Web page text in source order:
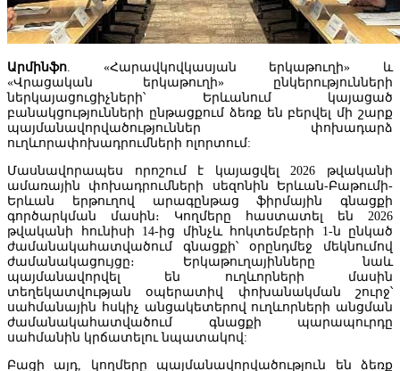
Հայաստանից արտահանման ոլորտում առաջատար դիրք է
զբաղեցնում հանքային հումքը, իսկ ներմուծման ոլորտում՝
մեքենաներն ու մեխանիզմները
Արմինֆո . «Հարավկովկասյան երկաթուղի» և
«Վրացական երկաթուղի» ընկերությունների
ներկայացուցիչների՝ Երևանում կայացած
բանակցությունների ընթացքում ձեռք են բերվել մի շարք
պայմանավորվածություններ փոխադարձ
ուղևորափոխադրումների ոլորտում:
Մասնավորապես որոշում է կայացվել 2026 թվականի
ամառային փոխադրումների սեզոնին Երևան-Բաթումի-
Երևան երթուղով արագընթաց ֆիրմային գնացքի
գործարկման մասին։ Կողմերը հաստատել են 2026
թվականի հունիսի 14-ից մինչև հոկտեմբերի 1-ն ընկած
ժամանակահատվածում գնացքի՝ օրընդմեջ մեկնումով
ժամանակացույցը։ Երկաթուղայինները նաև
պայմանավորվել են ուղևորների մասին
տեղեկատվության օպերատիվ փոխանակման շուրջ՝
սահմանային հսկիչ անցակետերով ուղևորների անցման
ժամանակահատվածում գնացքի պարապուրդը
սահմանին կրճատելու նպատակով:
Բացի այդ, կողմերը պայմանավորվածություն են ձեռք